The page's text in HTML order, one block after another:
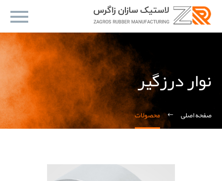
نوار درزگیر
صفحه اصلی محصولات